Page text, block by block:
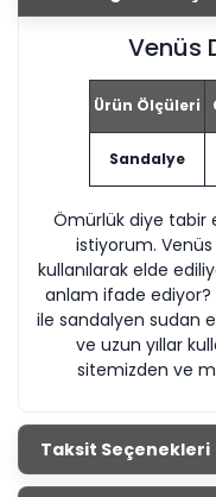
Venüs
Ürün Ölçüleri
Sandalye
Ömürlük diye tabir
istiyorum.
kullanılarak elde
anlam ifade ediyor?
ile sandalyen sudan
ve uzun yıllar
sitemizden ve
Taksit Seçenekleri